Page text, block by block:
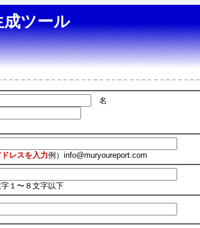
成ツール
名
レスを入力例） info@muryoureport.com
１〜８文字以下